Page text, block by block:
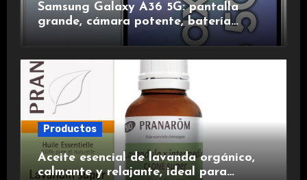
Samsung Galaxy A36 5G: pantalla
grande, cámara potente, batería
duradera y carga rápida para una
Productos
Aceite esencial de lavanda orgánico,
calmante y relajante, ideal para